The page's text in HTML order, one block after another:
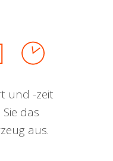
und -zeit
das
aus.